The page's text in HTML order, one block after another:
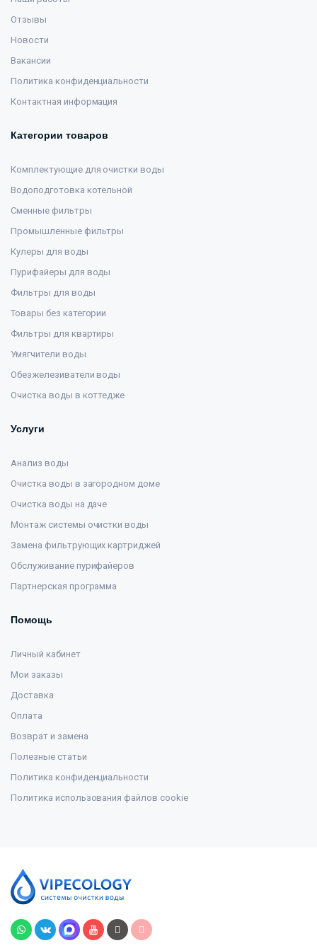
Отзывы
Новости
Вакансии
Политика конфиденциальности
Контактная информация
Категории товаров
Комплектующие для очистки воды
Водоподготовка котельной
Сменные фильтры
Промышленные фильтры
Кулеры для воды
Пурифайеры для воды
Фильтры для воды
Товары без категории
Фильтры для квартиры
Умягчители воды
Обезжелезиватели воды
Очистка воды в коттедже
Услуги
Анализ воды
Очистка воды в загородном доме
Очистка воды на даче
Монтаж системы очистки воды
Замена фильтрующих картриджей
Обслуживание пурифайеров
Партнерская программа
Помощь
Личный кабинет
Мои заказы
Доставка
Оплата
Возврат и замена
Полезные статьи
Политика конфиденциальности
Политика использования файлов cookie